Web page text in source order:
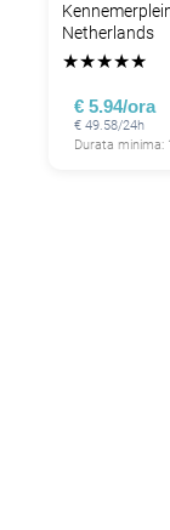
Netherlands
★★★★★
€ 5.94/ora
€ 49.58/24h
Durata minima: